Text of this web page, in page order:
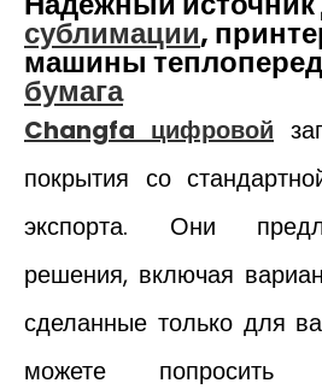
сублимации,
машины
бумага
Changfa цифровой
покрытия со
экспорта. Они
решения, включая
сделанные только для
можете попросить